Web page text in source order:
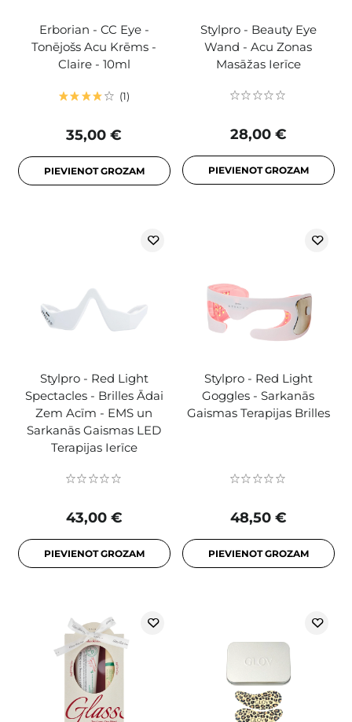
Erborian - CC Eye -
Tonējošs Acu Krēms -
Claire - 10ml
1
35,00 €
PIEVIENOT GROZAM
Stylpro - Beauty Eye
Wand - Acu Zonas
Masāžas Ierīce
28,00 €
PIEVIENOT GROZAM
Stylpro - Red Light
Spectacles - Brilles Ādai
Zem Acīm - EMS un
Sarkanās Gaismas LED
Terapijas Ierīce
43,00 €
PIEVIENOT GROZAM
Stylpro - Red Light
Goggles - Sarkanās
Gaismas Terapijas Brilles
48,50 €
PIEVIENOT GROZAM